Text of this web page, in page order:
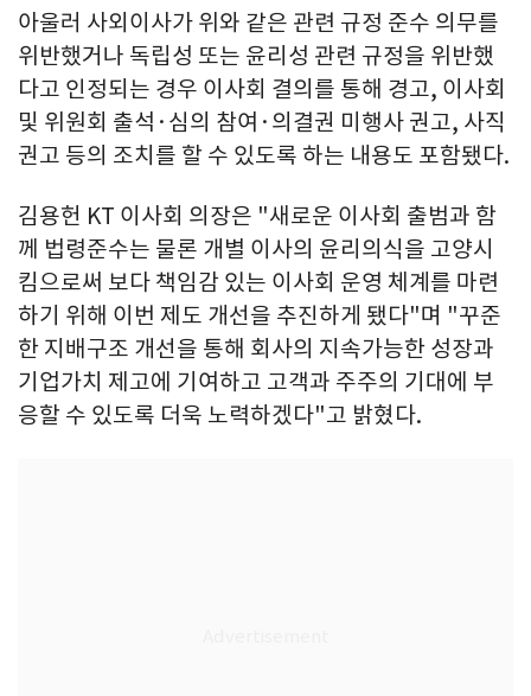
아울러 사외이사가 위와 같은 관련 규정 준수 의무를
위반했거나 독립성 또는 윤리성 관련 규정을 위반했
다고 인정되는 경우 이사회 결의를 통해 경고, 이사회
및 위원회 출석·심의 참여·의결권 미행사 권고, 사직
권고 등의 조치를 할 수 있도록 하는 내용도 포함됐다.
김용헌 KT 이사회 의장은 "새로운 이사회 출범과 함
께 법령준수는 물론 개별 이사의 윤리의식을 고양시
킴으로써 보다 책임감 있는 이사회 운영 체계를 마련
하기 위해 이번 제도 개선을 추진하게 됐다"며 "꾸준
한 지배구조 개선을 통해 회사의 지속가능한 성장과
기업가치 제고에 기여하고 고객과 주주의 기대에 부
응할 수 있도록 더욱 노력하겠다"고 밝혔다.